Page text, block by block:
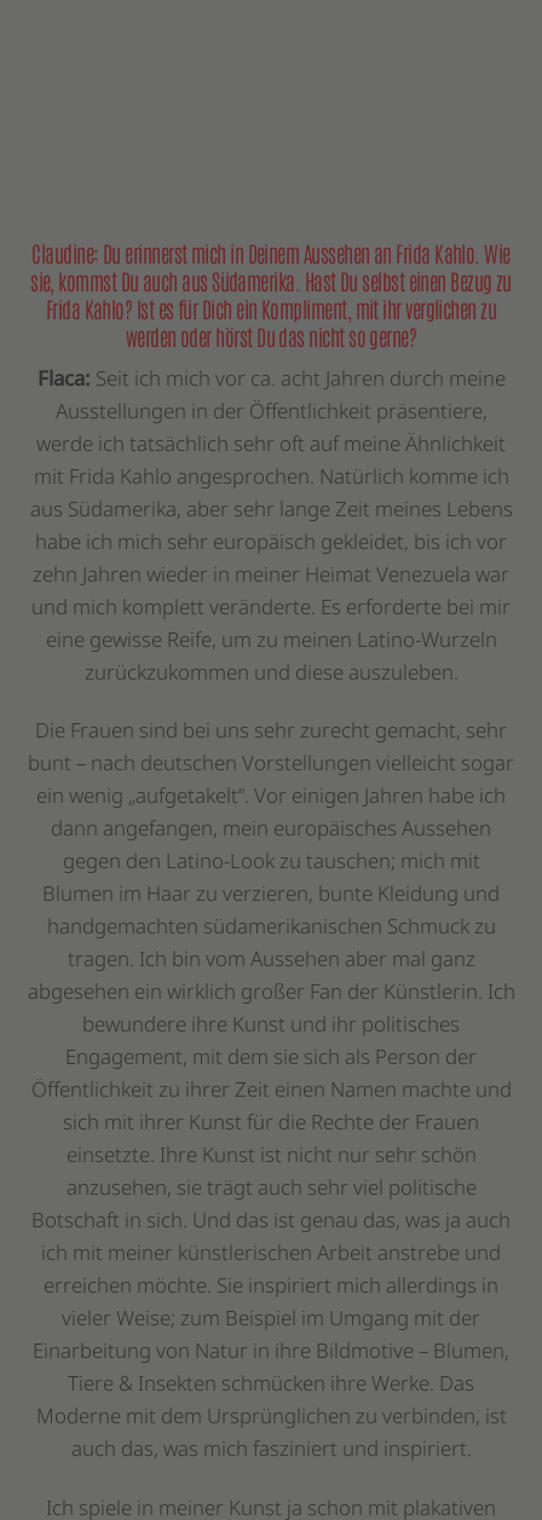
Claudine: Du erinnerst mich in Deinem Aussehen an Frida Kahlo. Wie
sie, kommst Du auch aus Südamerika. Hast Du selbst einen Bezug zu
Frida Kahlo? Ist es für Dich ein Kompliment, mit ihr verglichen zu
werden oder hörst Du das nicht so gerne?
Flaca: Seit ich mich vor ca. acht Jahren durch meine
Ausstellungen in der Öffentlichkeit präsentiere,
werde ich tatsächlich sehr oft auf meine Ähnlichkeit
mit Frida Kahlo angesprochen. Natürlich komme ich
aus Südamerika, aber sehr lange Zeit meines Lebens
habe ich mich sehr europäisch gekleidet, bis ich vor
zehn Jahren wieder in meiner Heimat Venezuela war
und mich komplett veränderte. Es erforderte bei mir
eine gewisse Reife, um zu meinen Latino-Wurzeln
zurückzukommen und diese auszuleben.
Die Frauen sind bei uns sehr zurecht gemacht, sehr
bunt – nach deutschen Vorstellungen vielleicht sogar
ein wenig „aufgetakelt“. Vor einigen Jahren habe ich
dann angefangen, mein europäisches Aussehen
gegen den Latino-Look zu tauschen; mich mit
Blumen im Haar zu verzieren, bunte Kleidung und
handgemachten südamerikanischen Schmuck zu
tragen. Ich bin vom Aussehen aber mal ganz
abgesehen ein wirklich großer Fan der Künstlerin. Ich
bewundere ihre Kunst und ihr politisches
Engagement, mit dem sie sich als Person der
Öffentlichkeit zu ihrer Zeit einen Namen machte und
sich mit ihrer Kunst für die Rechte der Frauen
einsetzte. Ihre Kunst ist nicht nur sehr schön
anzusehen, sie trägt auch sehr viel politische
Botschaft in sich. Und das ist genau das, was ja auch
ich mit meiner künstlerischen Arbeit anstrebe und
erreichen möchte. Sie inspiriert mich allerdings in
vieler Weise; zum Beispiel im Umgang mit der
Einarbeitung von Natur in ihre Bildmotive – Blumen,
Tiere & Insekten schmücken ihre Werke. Das
Moderne mit dem Ursprünglichen zu verbinden, ist
auch das, was mich fasziniert und inspiriert.
Ich spiele in meiner Kunst ja schon mit plakativen